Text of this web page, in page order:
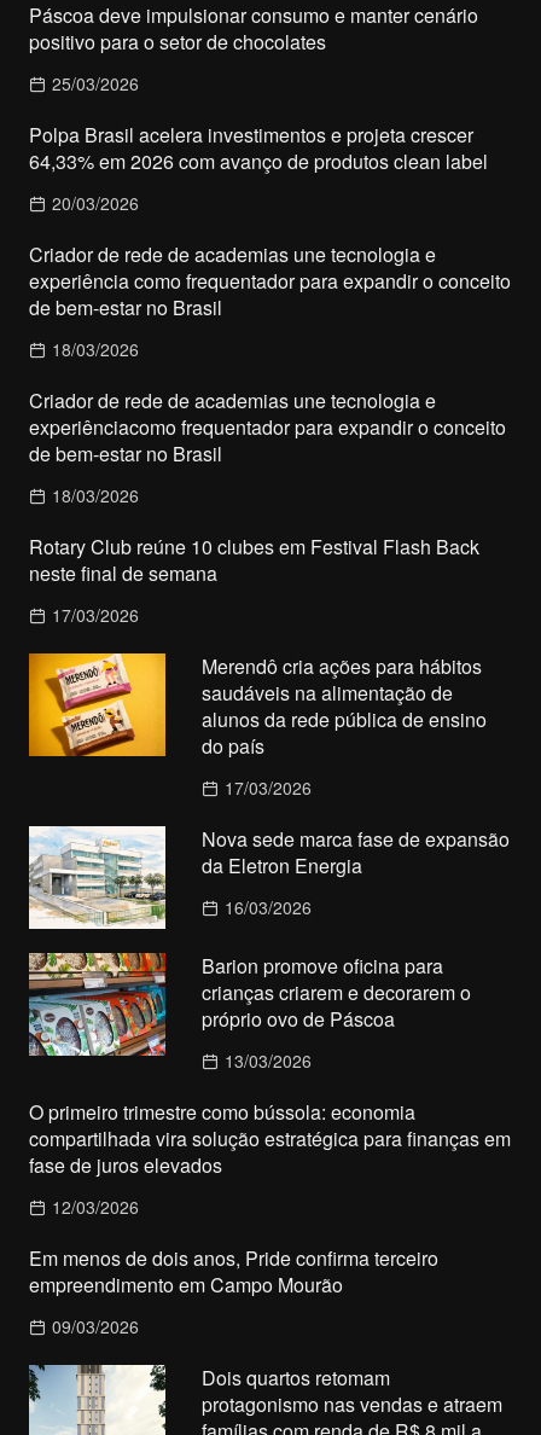
Páscoa deve impulsionar consumo e manter cenário
positivo para o setor de chocolates
25/03/2026
Polpa Brasil acelera investimentos e projeta crescer
64,33% em 2026 com avanço de produtos clean label
20/03/2026
Criador de rede de academias une tecnologia e
experiência como frequentador para expandir o conceito
de bem-estar no Brasil
18/03/2026
Criador de rede de academias une tecnologia e
experiênciacomo frequentador para expandir o conceito
de bem-estar no Brasil
18/03/2026
Rotary Club reúne 10 clubes em Festival Flash Back
neste final de semana
17/03/2026
Merendô cria ações para hábitos
saudáveis na alimentação de
alunos da rede pública de ensino
do país
17/03/2026
Nova sede marca fase de expansão
da Eletron Energia
16/03/2026
Barion promove oficina para
crianças criarem e decorarem o
próprio ovo de Páscoa
13/03/2026
O primeiro trimestre como bússola: economia
compartilhada vira solução estratégica para finanças em
fase de juros elevados
12/03/2026
Em menos de dois anos, Pride confirma terceiro
empreendimento em Campo Mourão
09/03/2026
Dois quartos retomam
protagonismo nas vendas e atraem